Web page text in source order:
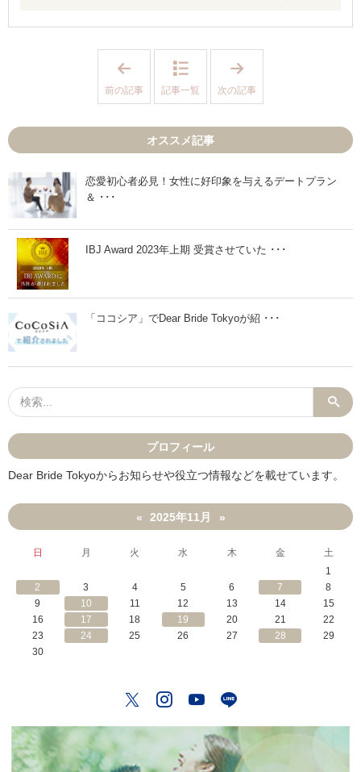
く
レ
交
際
立
し
ー
ー
の
破
る
」
前の記事 記事一覧
ア
プ
載
て
ど
効
の
」
次の記事
オススメ記事
恋愛初心者必見！女性に好印象を与えるデートプラン
＆ ･･･
IBJ Award 2023年上期 受賞させていた ･･･
「ココシア」でDear Bride Tokyoが紹 ･･･
プロフィール
Dear Bride Tokyoからお知らせや役立つ情報などを載せています。
« 2025年11月 »
日 月 火 水 木 金
土
1
2
3 4 5 6 7
8
9
10 11 12 13 14
15
16
17 18 19 20 21
22
23
24 25 26 27 28
29
30
TwitterInstagram
YouTube